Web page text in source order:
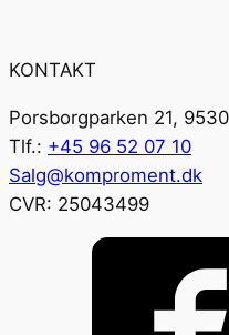
KONTAKT
Porsborgparken 21,
Tlf.: +45 96 52 07 10
Salg@komproment.dk
CVR: 25043499